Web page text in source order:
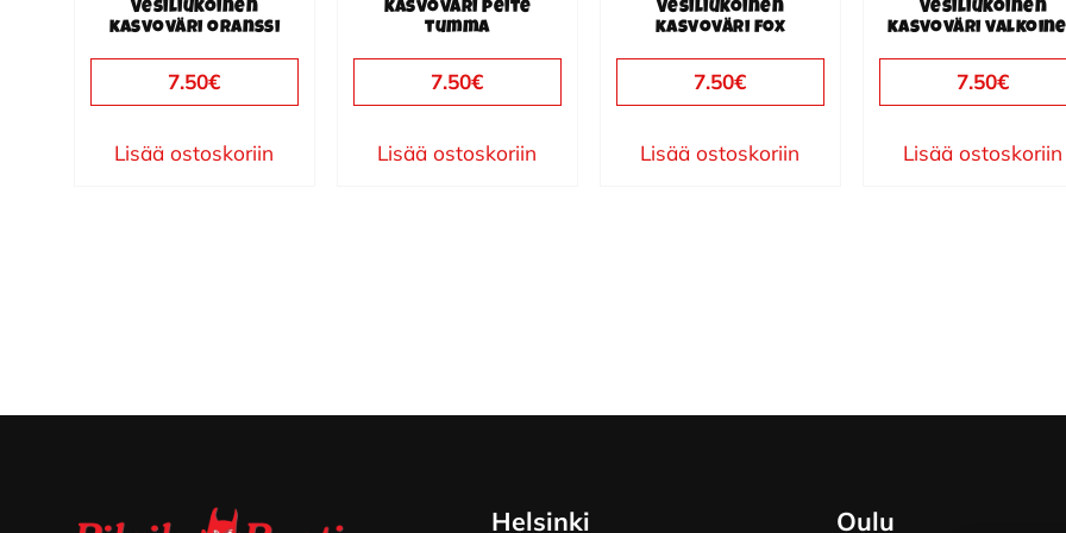
Vesiliukoinen
kasvoväri oranssi
7.50€
Lisää ostoskoriin
kasvoväri peite
tumma
7.50€
Lisää ostoskoriin
Vesiliukoinen
kasvoväri fox
7.50€
Lisää ostoskoriin
Vesiliukoinen
kasvoväri
7.50€
Lisää ostoskoriin
Helsinki Oulu